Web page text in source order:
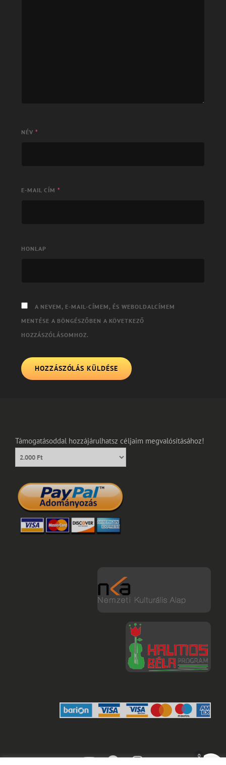
NÉV *
E-MAIL CÍM *
HONLAP
A NEVEM, E-MAIL-CÍMEM, ÉS WEBOLDALCÍMEM
MENTÉSE A BÖNGÉSZŐBEN A KÖVETKEZŐ
HOZZÁSZÓLÁSOMHOZ.
Támogatásoddal hozzájárulhatsz céljaim megvalósításához!
youtubefacebookinstagram 0